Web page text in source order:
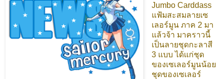
Jumbo Carddass
แฟ้มสะสมลายเซ
เลอร์มูน ภาค 2 มา
แล้วจ้า มาคราวนี้
เป็นลายชุดกะลาสี
3 แบบ ได้แก่ชุด
ของเซเลอร์มูนน้อย
ชุดของเซเลอร์